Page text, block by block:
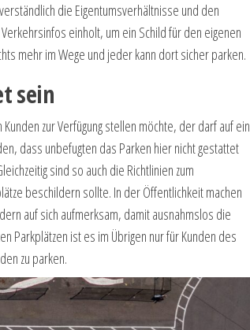
die Eigentumsverhältnisse und den
einholt, um ein Schild für den eigenen
mehr im Wege und jeder kann dort sicher parken.
sein
zur Verfügung stellen möchte, der darf auf ein
dass unbefugten das Parken hier nicht gestattet
sind so auch die Richtlinien zum
beschildern sollte. In der Öffentlichkeit machen
auf sich aufmerksam, damit ausnahmslos die
Parkplätzen ist es im Übrigen nur für Kunden des
zu parken.